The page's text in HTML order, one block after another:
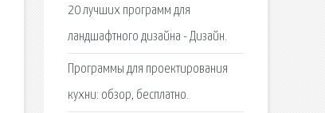
20 лучших программ для
ландшафтного дизайна - Дизайн.
Программы для проектирования
кухни: обзор, бесплатно.